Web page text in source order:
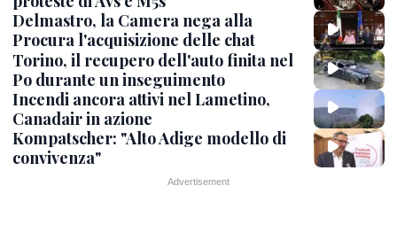
Delmastro, la Camera nega alla
Procura l'acquisizione delle chat
Torino, il recupero dell'auto finita nel
Po durante un inseguimento
Incendi ancora attivi nel Lametino,
Canadair in azione
Kompatscher: "Alto Adige modello di
convivenza"